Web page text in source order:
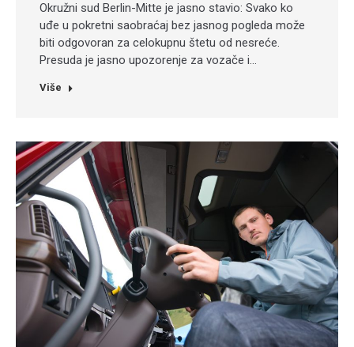
Okružni sud Berlin-Mitte je jasno stavio: Svako ko
uđe u pokretni saobraćaj bez jasnog pogleda može
biti odgovoran za celokupnu štetu od nesreće.
Presuda je jasno upozorenje za vozače i…
Više